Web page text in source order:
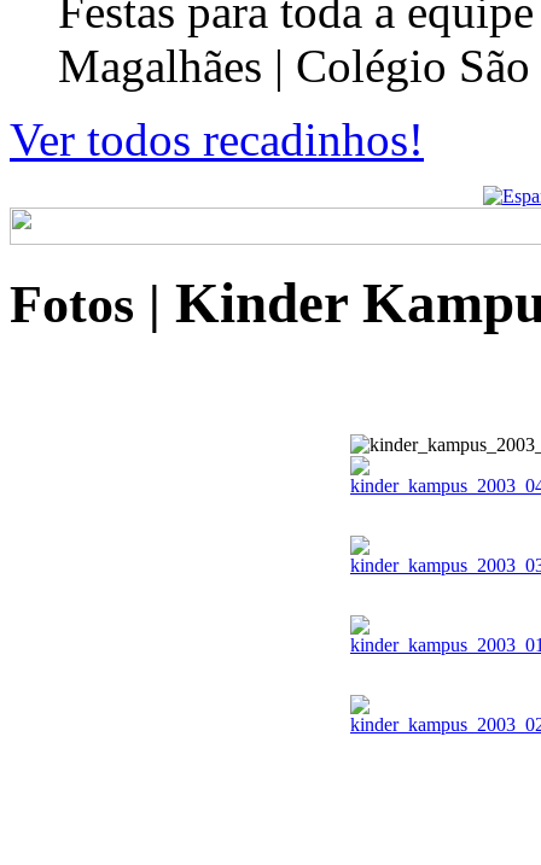
Festas para toda a
Magalhães | Colégio
Ver todos recadinhos!
Fotos | Kinder